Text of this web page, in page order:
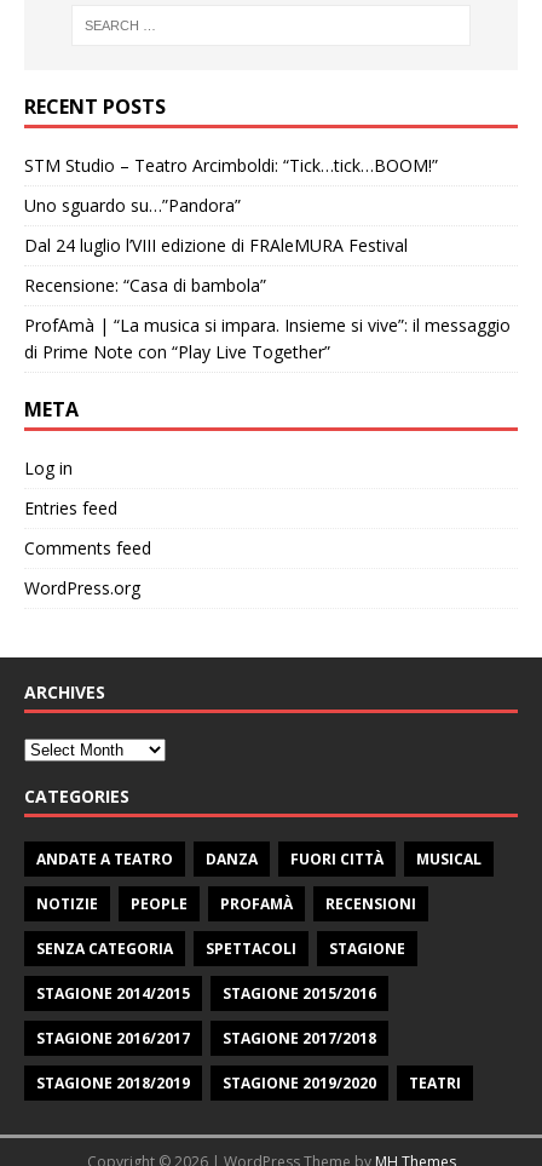
RECENT POSTS
STM Studio – Teatro Arcimboldi: “Tick…tick…BOOM!”
Uno sguardo su…”Pandora”
Dal 24 luglio l’VIII edizione di FRAleMURA Festival
Recensione: “Casa di bambola”
ProfAmà | “La musica si impara. Insieme si vive”: il messaggio
di Prime Note con “Play Live Together”
META
Log in
Entries feed
Comments feed
WordPress.org
ARCHIVES
CATEGORIES
ANDATE A TEATRO DANZA FUORI CITTÀ MUSICAL
NOTIZIE PEOPLE PROFAMÀ RECENSIONI
SENZA CATEGORIA SPETTACOLI STAGIONE
STAGIONE 2014/2015 STAGIONE 2015/2016
STAGIONE 2016/2017 STAGIONE 2017/2018
STAGIONE 2018/2019 STAGIONE 2019/2020 TEATRI
Copyright © 2026 | WordPress Theme by MH Themes